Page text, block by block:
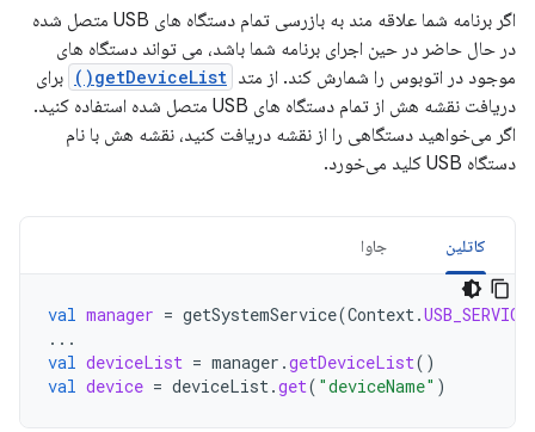
اگر برنامه شما علاقه مند به بازرسی تمام دستگاه های USB متصل شده
در حال حاضر در حین اجرای برنامه شما باشد، می تواند دستگاه های
موجود در اتوبوس را شمارش کند. از متد getDeviceList()
برای
دریافت نقشه هش از تمام دستگاه های USB متصل شده استفاده کنید.
اگر می‌خواهید دستگاهی را از نقشه دریافت کنید، نقشه هش با نام
دستگاه USB کلید می‌خورد.
کاتلین جاوا
val manager = getSystemService(Context.USB_SERVICE
...
val deviceList = manager .getDeviceList()
val device = deviceList.get( "deviceName" )